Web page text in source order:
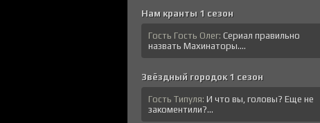
Нам кранты 1 сезон
Гость Гость Олег: Сериал правильно
назвать Махинаторы....
Звёздный городок 1 сезон
Гость Типуля: И что вы, головы? Еще не
закоментили?...